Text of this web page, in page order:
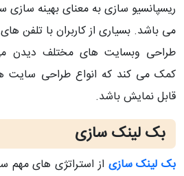
ریسپانسیو سازی به معنای بهینه سازی
می باشد. بسیاری از کاربران با تلفن
طراحی وبسایت های مختلف دیدن
کمک می کند که انواع طراحی سایت
قابل نمایش باشد.
بک لینک سازی
بک لینک سازی از استراتژی های